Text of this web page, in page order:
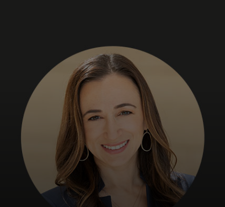
Pour les professionnels
Pour le monde
Pour les innovateurs
Actualités et tendances